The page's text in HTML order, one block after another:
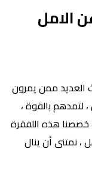
الامل
العديد ممن يمرون
لتمدهم بالقوة ،
خصصنا هذه اللفقرة
، نمتنى أن ينال